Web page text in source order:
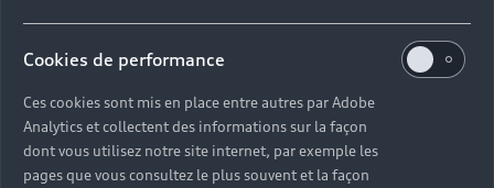
Cookies de performance
Ces cookies sont mis en place entre autres par Adobe
Analytics et collectent des informations sur la façon
dont vous utilisez notre site internet, par exemple les
pages que vous consultez le plus souvent et la façon